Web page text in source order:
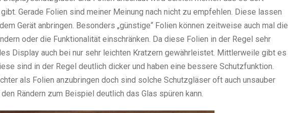
Gerade Folien sind meiner Meinung nach nicht zu empfehlen. Diese lassen
Gerät anbringen. Besonders „günstige“ Folien können zeitweise auch mal die
oder die Funktionalität einschränken. Da diese Folien in der Regel sehr
Display auch bei nur sehr leichten Kratzern gewährleistet. Mittlerweile gibt es
sind in der Regel deutlich dicker und haben eine bessere Schutzfunktion.
als Folien anzubringen doch sind solche Schutzgläser oft auch unsauber
Rändern zum Beispiel deutlich das Glas spüren kann.